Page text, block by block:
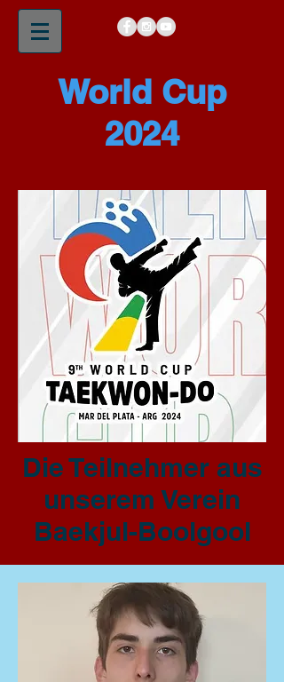
World Cup
2024
Die Teilnehmer aus
unserem Verein
Baekjul-Boolgool